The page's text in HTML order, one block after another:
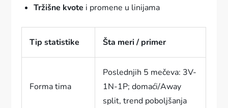
Tržišne kvote i promene u linijama
Tip statistike Šta meri / primer
Forma tima
Poslednjih 5 mečeva: 3V-
1N-1P; domaći/Away
split, trend poboljšanja